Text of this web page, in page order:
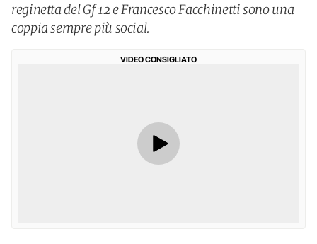
reginetta del Gf 12 e Francesco Facchinetti sono una
coppia sempre più social.
VIDEO CONSIGLIATO